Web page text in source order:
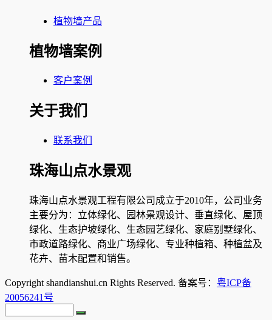
植物墙产品
植物墙案例
客户案例
关于我们
联系我们
珠海山点水景观
珠海山点水景观工程有限公司成立于2010年，公司业务
主要分为：立体绿化、园林景观设计、垂直绿化、屋顶
绿化、生态护坡绿化、生态园艺绿化、家庭别墅绿化、
市政道路绿化、商业广场绿化、专业种植箱、种植盆及
花卉、苗木配置和销售。
Copyright shandianshui.cn Rights Reserved. 备案号： 粤ICP备
20056241号